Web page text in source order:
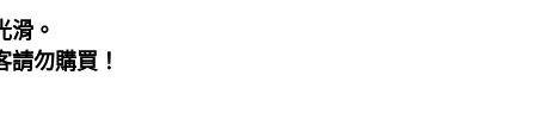
滑。
勿購買！